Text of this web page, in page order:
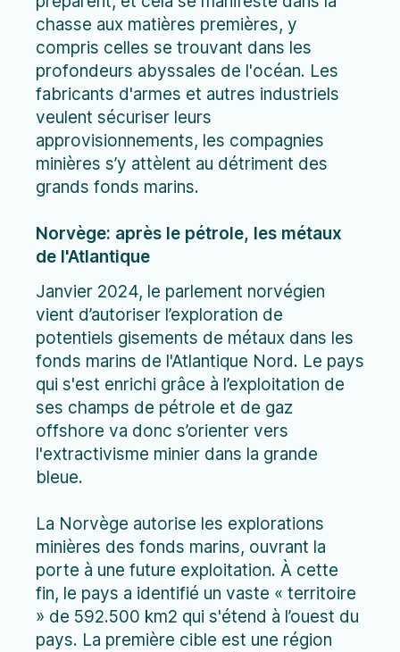
chasse aux matières premières, y
compris celles se trouvant dans les
profondeurs abyssales de l'océan. Les
fabricants d'armes et autres industriels
veulent sécuriser leurs
approvisionnements, les compagnies
minières s’y attèlent au détriment des
grands fonds marins.
Norvège: après le pétrole, les métaux
de l'Atlantique
Janvier 2024, le parlement norvégien
vient d’autoriser l’exploration de
potentiels gisements de métaux dans les
fonds marins de l'Atlantique Nord. Le pays
qui s'est enrichi grâce à l’exploitation de
ses champs de pétrole et de gaz
offshore va donc s’orienter vers
l'extractivisme minier dans la grande
bleue.
La Norvège autorise les explorations
minières des fonds marins, ouvrant la
porte à une future exploitation. À cette
fin, le pays a identifié un vaste « territoire
» de 592.500 km2 qui s'étend à l’ouest du
pays. La première cible est une région